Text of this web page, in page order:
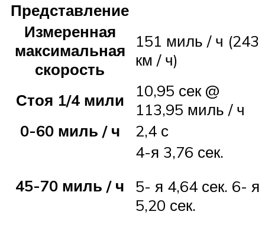
Представление
Измеренная
максимальная
скорость
151 миль / ч (243
км / ч)
Стоя 1/4 мили
10,95 сек @
113,95 миль / ч
0-60 миль / ч
2,4 с
45-70 миль / ч
4-я 3,76 сек.
5- я 4,64 сек. 6- я
5,20 сек.